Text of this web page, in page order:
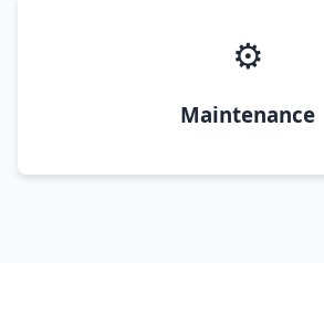
⚙️
Maintenance